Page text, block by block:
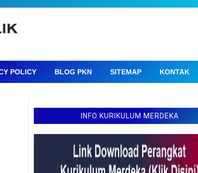
POLICY BLOG PKN SITEMAP KONTAK
INFO KURIKULUM MERDEKA